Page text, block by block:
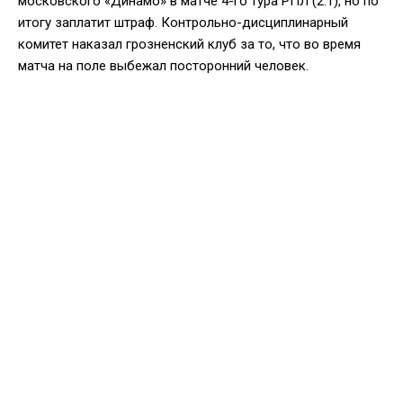
итогу заплатит штраф. Контрольно-дисциплинарный
комитет наказал грозненский клуб за то, что во время
матча на поле выбежал посторонний человек.